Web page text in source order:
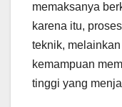
memaksanya
karena itu,
teknik,
kemampuan
tinggi yang